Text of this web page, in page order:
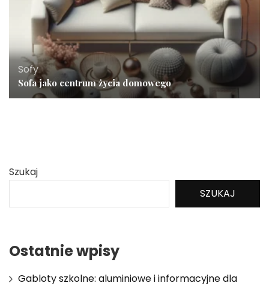
Sofy
Sofa jako centrum życia domowego
Szukaj
SZUKAJ
Ostatnie wpisy
Gabloty szkolne: aluminiowe i informacyjne dla